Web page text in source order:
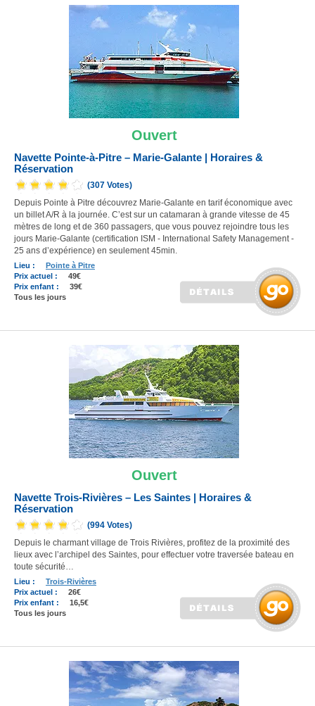
Ouvert
Navette Pointe-à-Pitre – Marie-Galante | Horaires &
Réservation
(307 Votes)
Depuis Pointe à Pitre découvrez Marie-Galante en tarif économique avec
un billet A/R à la journée. C’est sur un catamaran à grande vitesse de 45
mètres de long et de 360 passagers, que vous pouvez rejoindre tous les
jours Marie-Galante (certification ISM - International Safety Management -
25 ans d’expérience) en seulement 45min.
Lieu :
Pointe à Pitre
Prix actuel :
49€
Prix enfant :
39€
Tous les jours
Ouvert
Navette Trois-Rivières – Les Saintes | Horaires &
Réservation
(994 Votes)
Depuis le charmant village de Trois Rivières, profitez de la proximité des
lieux avec l’archipel des Saintes, pour effectuer votre traversée bateau en
toute sécurité…
Lieu :
Trois-Rivières
Prix actuel :
26€
Prix enfant :
16,5€
Tous les jours